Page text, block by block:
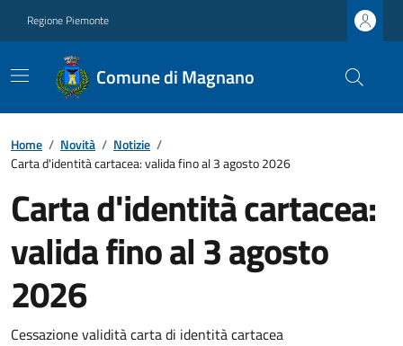
Regione Piemonte
Comune di Magnano
Home / Novità / Notizie /
Carta d'identità cartacea: valida fino al 3 agosto 2026
Carta d'identità cartacea:
valida fino al 3 agosto
2026
Cessazione validità carta di identità cartacea